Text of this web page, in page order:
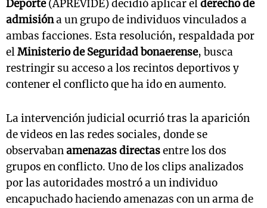
Deporte(APREVIDE) decidió aplicar elderecho de
admisióna un grupo de individuos vinculados a
ambas facciones. Esta resolución, respaldada por
elMinisterio de Seguridad bonaerense, busca
restringir su acceso a los recintos deportivos y
contener el conflicto que ha ido en aumento.
La intervención judicial ocurrió tras la aparición
de videos en las redes sociales, donde se
observabanamenazas directasentre los dos
grupos en conflicto. Uno de los clips analizados
por las autoridades mostró a un individuo
encapuchado haciendo amenazas con un arma de